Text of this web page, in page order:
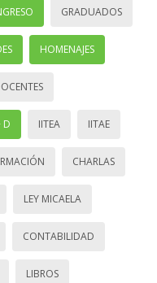
GRADUADOS
HOMENAJES
D IITEA IITAE
CHARLAS
LEY MICAELA
CONTABILIDAD
LIBROS